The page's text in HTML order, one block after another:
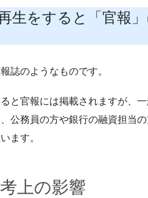
生をすると「官報
誌のようなものです。
と官報には掲載されますが、
公務員の方や銀行の融資担当
ます。
上の影響